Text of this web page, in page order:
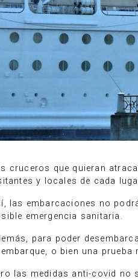
cruceros que quieran
y locales de cada
las embarcaciones no
emergencia sanitaria.
para poder
o bien una
las medidas anti-covid no